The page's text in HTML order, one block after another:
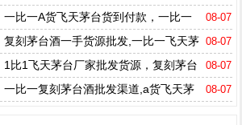
台多少钱一箱 08-07
一比一A货飞天茅台货到付款，一比一
剑南春一手货源 08-07
复刻茅台酒一手货源批发,一比一飞天茅
台批发厂家 08-07
1比1飞天茅台厂家批发货源，复刻茅台
酒货源厂家 08-07
一比一复刻茅台酒批发渠道,a货飞天茅